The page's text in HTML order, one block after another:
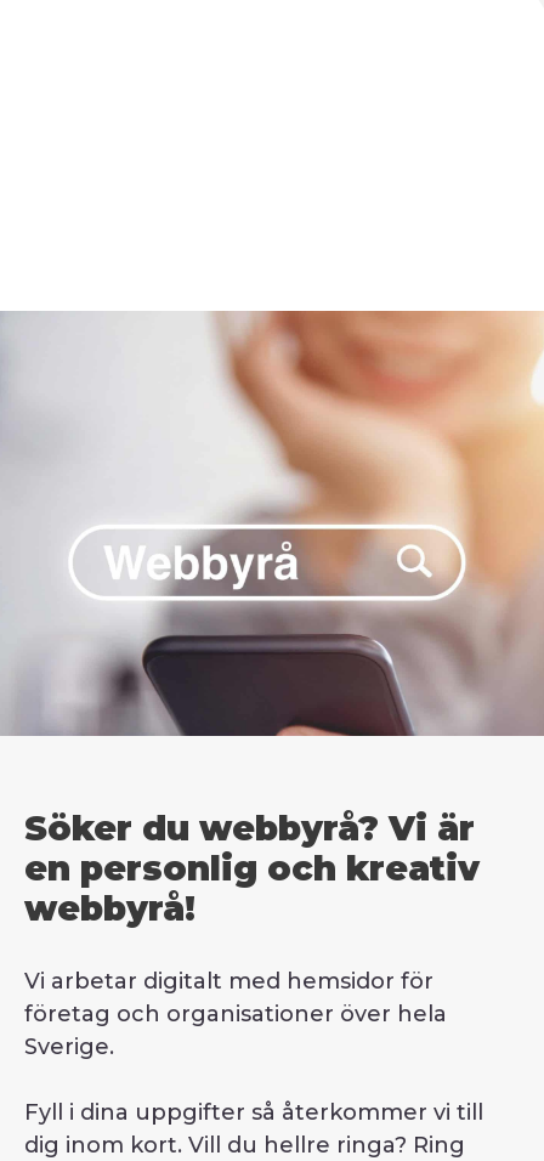
Söker du webbyrå? Vi är
en personlig och kreativ
webbyrå!
Vi arbetar digitalt med hemsidor för
företag och organisationer över hela
Sverige.
Fyll i dina uppgifter så återkommer vi till
dig inom kort. Vill du hellre ringa? Ring